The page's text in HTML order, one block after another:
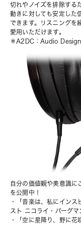
切れやノイズを排除する
動きに対しても安定した
できます。リスニングを
愛用いただけます。
＊A2DC：Audio
自分の価値観や美意識に
を公開中！
・
「音楽は、私にイン
スト ニコライ・バーグマ
・
「空に星降り、野に